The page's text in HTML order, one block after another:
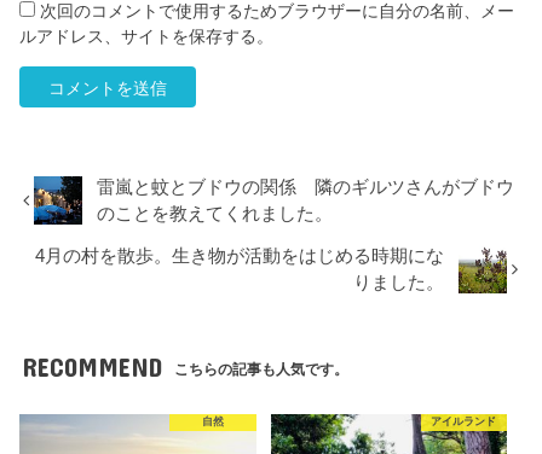
次回のコメントで使用するためブラウザーに自分の名前、メー
ルアドレス、サイトを保存する。
雷嵐と蚊とブドウの関係 隣のギルツさんがブドウ
のことを教えてくれました。
4月の村を散歩。生き物が活動をはじめる時期にな
りました。
RECOMMEND こちらの記事も人気です。
自然 アイルランド